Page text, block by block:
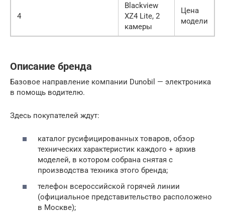
4
Blackview
XZ4 Lite, 2
камеры
Цена
модели
Описание бренда
Базовое направление компании Dunobil — электроника
в помощь водителю.
Здесь покупателей ждут:
каталог русифицированных товаров, обзор
технических характеристик каждого + архив
моделей, в котором собрана снятая с
производства техника этого бренда;
телефон всероссийской горячей линии
(официальное представительство расположено
в Москве);